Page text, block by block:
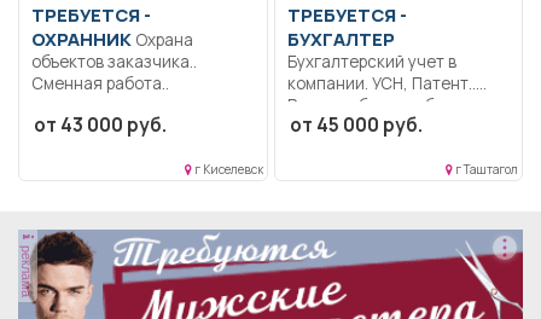
ТРЕБУЕТСЯ -
ОХРАННИК
объектов заказчика..
Сменная работа..
от 43 000 руб.
г Киселевск
ТРЕБУЕТСЯ -
БУХГАЛТЕР
Бухгалтерский учет в
компании. УСН, Патент..
Режим гибкого рабочего...
от 45 000 руб.
г Таштагол
реклама